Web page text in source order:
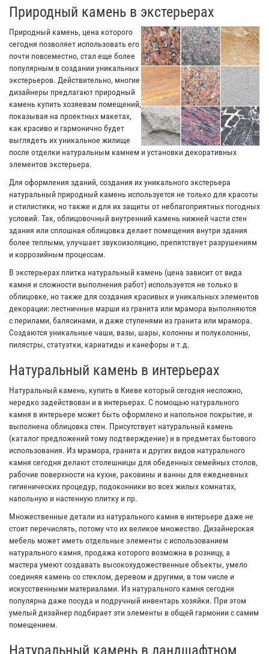
Природный камень в экстерьерах
Природный камень, цена которого
сегодня позволяет использовать его
почти повсеместно, стал еще более
популярным в создании уникальных
экстерьеров. Действительно, многие
дизайнеры предлагают природный
камень купить хозяевам помещений,
показывая на проектных макетах,
как красиво и гармонично будет
выглядеть их уникальное жилище
после отделки натуральным камнем и установки декоративных
элементов экстерьера.
Для оформления зданий, создания их уникального экстерьера
натуральный природный камень используется не только для красоты
и стилистики, но также и для их защиты от неблагоприятных погодных
условий. Так, облицовочный внутренний камень нижней части стен
здания или сплошная облицовка делает помещения внутри здания
более теплыми, улучшает звукоизоляцию, препятствует разрушениям
и коррозийным процессам.
В экстерьерах плитка натуральный камень (цена зависит от вида
камня и сложности выполнения работ) используется не только в
облицовке, но также для создания красивых и уникальных элементов
декорации: лестничные марши из гранита или мрамора выполняются
с перилами, балясинами, и даже ступенями из гранита или мрамора.
Создаются уникальные чаши, вазы, шары, колонны и полуколонны,
пилястры, статуэтки, кариатиды и канефоры и т.д.
Натуральный камень в интерьерах
Натуральный камень, купить в Киеве который сегодня несложно,
нередко задействован и в интерьерах. С помощью натурального
камня в интерьере может быть оформлено и напольное покрытие, и
выполнена облицовка стен. Присутствует натуральный камень
(каталог предложений тому подтверждение) и в предметах бытового
использования. Из мрамора, гранита и других видов натурального
камня сегодня делают столешницы для обеденных семейных столов,
рабочие поверхности на кухне, раковины и ванны для ежедневных
гигиенических процедур, подоконники во всех жилых комнатах,
напольную и настенную плитку и пр.
Множественные детали из натурального камня в интерьере даже не
стоит перечислять, потому что их великое множество. Дизайнерская
мебель может иметь отдельные элементы с использованием
натурального камня, продажа которого возможна в розницу, а
мастера умеют создавать высокохудожественные объекты, умело
соединяя камень со стеклом, деревом и другими, в том числе и
искусственными материалами. Из натурального камня сегодня
популярна даже посуда и подручный инвентарь хозяйки. При этом
умелый дизайнер подбирает эти элементы в общей гармонии с самим
помещением.
Натуральный камень в ландшафтном